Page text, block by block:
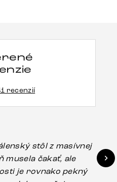
recenzií
stôl z masívnej
musela čakať, ale
je rovnako pekný